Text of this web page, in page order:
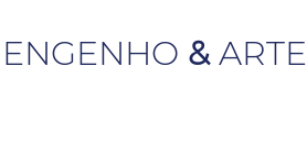
ENGENHO &ARTE